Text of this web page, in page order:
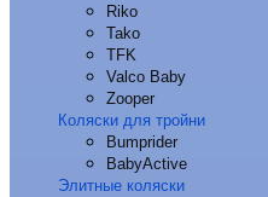
Riko
Tako
TFK
Valco Baby
Zooper
Коляски для тройни
Bumprider
BabyActive
Элитные коляски